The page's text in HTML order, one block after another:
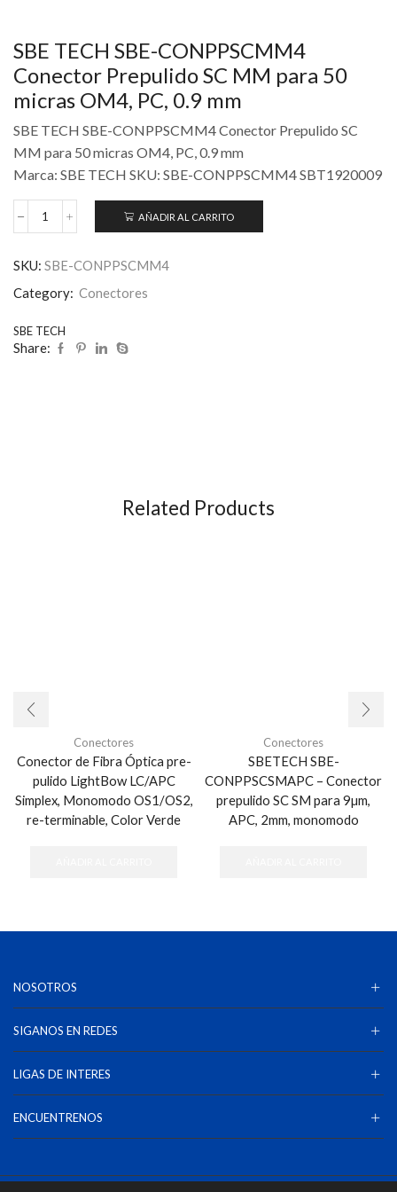
SBE TECH SBE-CONPPSCMM4
Conector Prepulido SC MM para 50
micras OM4, PC, 0.9 mm
SBE TECH SBE-CONPPSCMM4 Conector Prepulido SC
MM para 50 micras OM4, PC, 0.9 mm
Marca: SBE TECH SKU: SBE-CONPPSCMM4 SBT1920009
AÑADIR AL CARRITO
SKU: SBE-CONPPSCMM4
Category: Conectores
SBE TECH
Share:
Related Products
Conectores
Conector de Fibra Óptica pre-
pulido LightBow LC/APC
Simplex, Monomodo OS1/OS2,
re-terminable, Color Verde
Conectores
SBETECH SBE-
CONPPSCSMAPC – Conector
prepulido SC SM para 9µm,
APC, 2mm, monomodo
NOSOTROS
SIGANOS EN REDES
LIGAS DE INTERES
ENCUENTRENOS